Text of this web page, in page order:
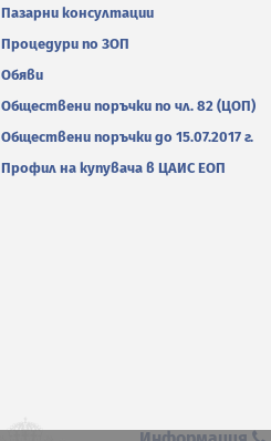
Пазарни консултации
Процедури по ЗОП
Обяви
Обществени поръчки по чл. 82 (ЦОП)
Обществени поръчки до 15.07.2017 г.
Профил на купувача в ЦАИС ЕОП